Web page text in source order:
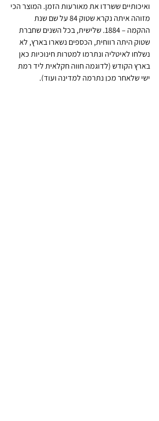
ואיכותיים ששרדו את מאורעות הזמן. המוצר הכי
מזוהה איתה נקרא שטוק 84 על שם שנת
ההקמה – 1884. שלישית, בכל השנים שחברת
שטוק היתה רווחית, הכספים נשארו בארץ, לא
נשלחו לאיטליה ונתרמו למטרות חינוכיות כאן
בארץ הקודש (לדוגמה חווה חקלאית ליד רמת
ישי שלאחר מכן נתרמה למדינה ועוד).